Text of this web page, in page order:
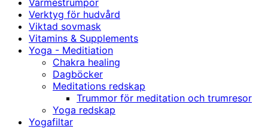
Värmestrumpor
Verktyg för hudvård
Viktad sovmask
Vitamins & Supplements
Yoga - Meditiation
Chakra healing
Dagböcker
Meditations redskap
Trummor för meditation och trumresor
Yoga redskap
Yogafiltar